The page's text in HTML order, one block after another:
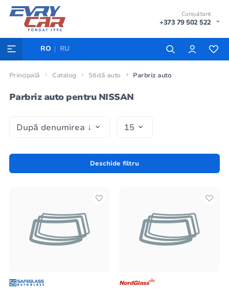
Consultant
+373 79 502 522
RO RU
Principală Catalog Sticlă auto Parbriz auto
Parbriz auto pentru NISSAN
Deschide filtru